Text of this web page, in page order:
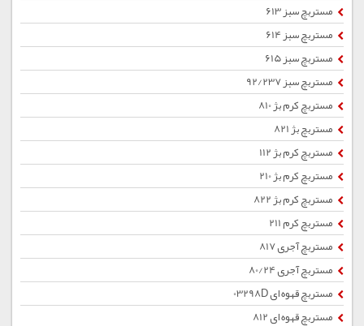
مستربچ سبز 613
مستربچ سبز 614
مستربچ سبز 615
مستربچ سبز 92/237
مستربچ کرم بژ 810
مستربچ بژ 821
مستربچ کرم بژ 112
مستربچ کرم بژ 210
مستربچ کرم بژ 822
مستربچ کرم 211
مستربچ آجری 817
مستربچ آجری 80/24
مستربچ قهوه ای 03298D
مستربچ قهوه ای 812